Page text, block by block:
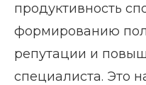
продуктивность
формированию
репутации и
специалиста. Это